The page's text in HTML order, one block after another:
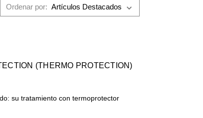
Ordenar por:
(THERMO PROTECTION)
su tratamiento con termoprotector